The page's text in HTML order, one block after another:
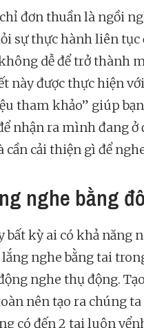
đơn thuần là ngồi
sự thực hành liên tục
dễ để trở thành
này được thực hiện
tham khảo” giúp
nhận ra mình đang
cần cải thiện gì để
nghe bằng
bất kỳ ai có khả năng
lắng nghe bằng tai
nghe thụ động.
nên tạo ra chúng
có đến 2 tai luôn